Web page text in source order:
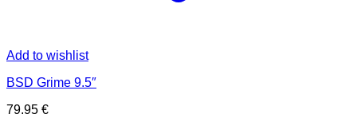
Add to wishlist
BSD Grime 9.5″
79,95 €